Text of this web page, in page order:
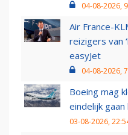
04-08-2026,
Air France-
reizigers van
easyJet
04-08-2026,
Boeing mag
eindelijk
03-08-2026,